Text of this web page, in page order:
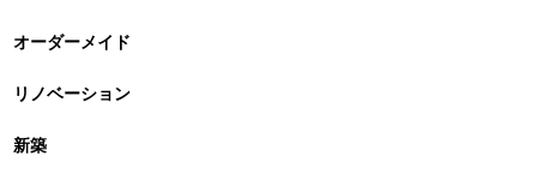
オーダーメイド
リノベーション
新築